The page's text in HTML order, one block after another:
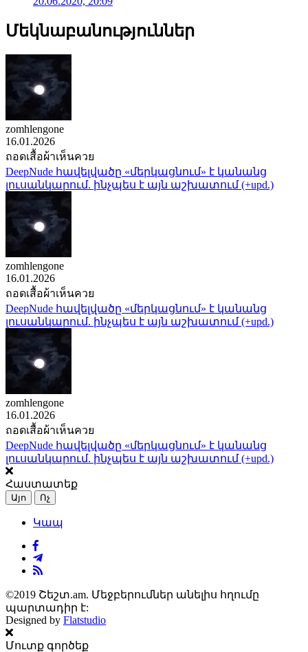
Մեկնաբանություններ
zomhlengone
16.01.2026
ถอดเสื้อผ้าเห็นควย
DeepNude հավելվածը «մերկացնում» է կանանց
լուսանկարում. ինչպես է այն աշխատում (+upd.)
zomhlengone
16.01.2026
ถอดเสื้อผ้าเห็นควย
DeepNude հավելվածը «մերկացնում» է կանանց
լուսանկարում. ինչպես է այն աշխատում (+upd.)
zomhlengone
16.01.2026
ถอดเสื้อผ้าเห็นควย
DeepNude հավելվածը «մերկացնում» է կանանց
լուսանկարում. ինչպես է այն աշխատում (+upd.)
Հաստատեք
Այո Ոչ
Կապ
©2019 Շեշտ.am. Մեջբերումներ անելիս հղումը
պարտադիր է:
Designed by Flatstudio
Մուտք գործեք